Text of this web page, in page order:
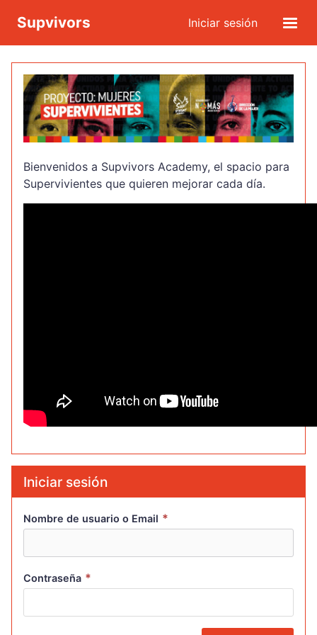
Supvivors Iniciar sesión
Bienvenidos a Supvivors Academy, el spacio para
Supervivientes que quieren mejorar cada día.
Iniciar sesión
Nombre de usuario o Email *
Contraseña *